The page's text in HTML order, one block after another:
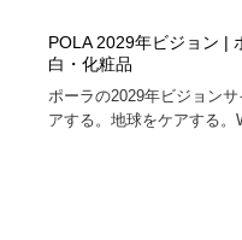
POLA 2029年ビジョン |
白・化粧品
ポーラの2029年ビジョン
アする。地球をケアする